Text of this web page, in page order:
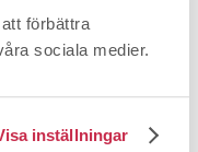
förbättra
sociala medier.
inställningar